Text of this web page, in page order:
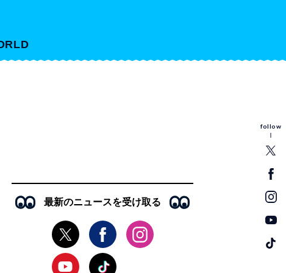
follow
最新のニュースを受け取る